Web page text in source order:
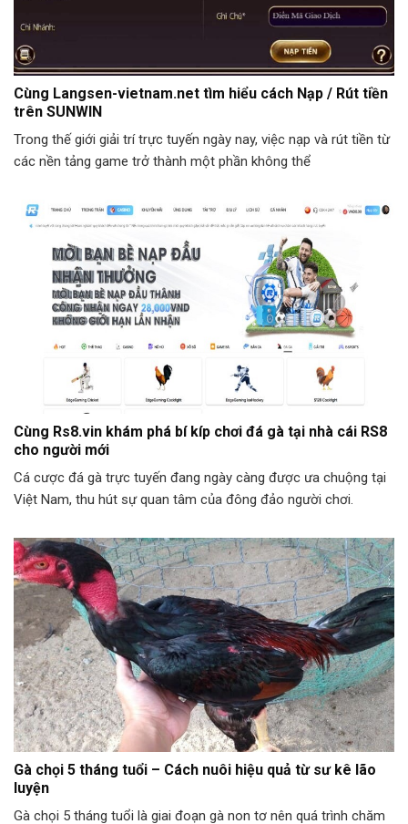
Cùng Langsen-vietnam.net tìm hiểu cách Nạp / Rút tiền
trên SUNWIN
Trong thế giới giải trí trực tuyến ngày nay, việc nạp và rút tiền từ
các nền tảng game trở thành một phần không thể
Cùng Rs8.vin khám phá bí kíp chơi đá gà tại nhà cái RS8
cho người mới
Cá cược đá gà trực tuyến đang ngày càng được ưa chuộng tại
Việt Nam, thu hút sự quan tâm của đông đảo người chơi.
Gà chọi 5 tháng tuổi – Cách nuôi hiệu quả từ sư kê lão
luyện
Gà chọi 5 tháng tuổi là giai đoạn gà non tơ nên quá trình chăm